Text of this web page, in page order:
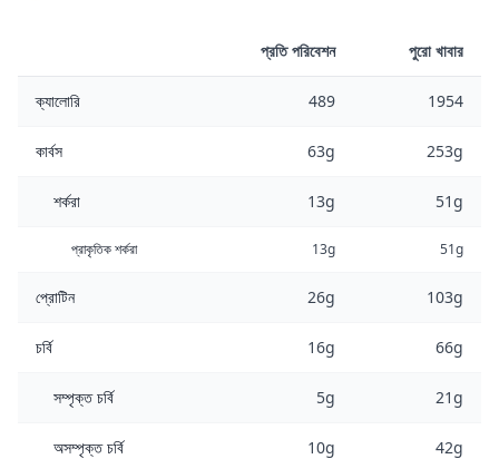
প্রতি পরিবেশন পুরো খাবার
ক্যালোরি 489 1954
কার্বস 63g 253g
শর্করা 13g 51g
প্রাকৃতিক শর্করা 13g 51g
প্রোটিন 26g 103g
চর্বি 16g 66g
সম্পৃক্ত চর্বি 5g 21g
অসম্পৃক্ত চর্বি 10g 42g